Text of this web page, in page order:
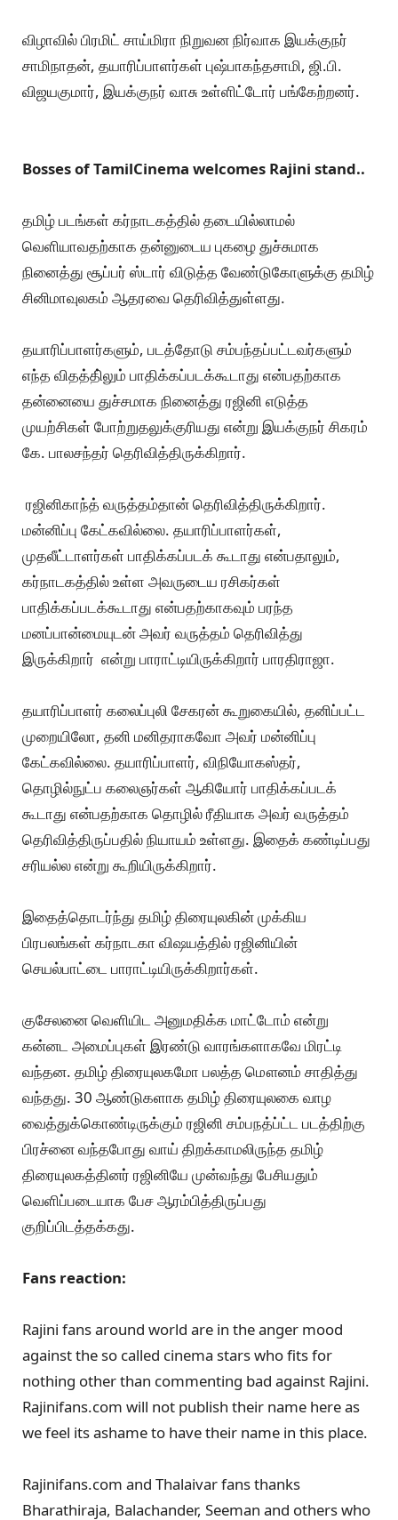
விழாவில் பிரமிட் சாய்மிரா நிறுவன நிர்வாக இயக்குநர்
சாமிநாதன், தயாரிப்பாளர்கள் புஷ்பாகந்தசாமி, ஜி.பி.
விஜயகுமார், இயக்குநர் வாசு உள்ளிட்டோர் பங்கேற்றனர்.
Bosses of TamilCinema welcomes Rajini stand..
தமிழ் படங்கள் கர்நாடகத்தில் தடையில்லாமல்
வெளியாவதற்காக தன்னுடைய புகழை துச்சுமாக
நினைத்து சூப்பர் ஸ்டார் விடுத்த வேண்டுகோளுக்கு தமிழ்
சினிமாவுலகம் ஆதரவை தெரிவித்துள்ளது.
தயாரிப்பாளர்களும், படத்தோடு சம்பந்தப்பட்டவர்களும்
எந்த விதத்தி்லும் பாதிக்கப்படக்கூடாது என்பதற்காக
தன்னையை துச்சமாக நினைத்து ரஜினி எடுத்த
முயற்சிகள் போற்றுதலுக்குரியது என்று இயக்குநர் சிகரம்
கே. பாலசந்தர் தெரிவித்திருக்கிறார்.
ரஜினிகாந்த் வருத்தம்தான் தெரிவித்திருக்கிறார்.
மன்னிப்பு கேட்கவில்லை. தயாரிப்பாளர்கள்,
முதலீட்டாளர்கள் பாதிக்கப்படக் கூடாது என்பதாலும்,
கர்நாடகத்தில் உள்ள அவருடைய ரசிகர்கள்
பாதிக்கப்படக்கூடாது என்பதற்காகவும் பரந்த
மனப்பான்மையுடன் அவர் வருத்தம் தெரிவித்து
இருக்கிறார் என்று பாராட்டியிருக்கிறார் பாரதிராஜா.
தயாரிப்பாளர் கலைப்புலி சேகரன் கூறுகையில், தனிப்பட்ட
முறையிலோ, தனி மனிதராகவோ அவர் மன்னிப்பு
கேட்கவில்லை. தயாரிப்பாளர், விநியோகஸ்தர்,
தொழில்நுட்ப கலைஞர்கள் ஆகியோர் பாதிக்கப்படக்
கூடாது என்பதற்காக தொழில் ரீதியாக அவர் வருத்தம்
தெரிவித்திருப்பதில் நியாயம் உள்ளது. இதைக் கண்டிப்பது
சரியல்ல என்று கூறியிருக்கிறார்.
இதைத்தொடர்ந்து தமிழ் திரையுலகின் முக்கிய
பிரபலங்கள் கர்நாடகா விஷயத்தில் ரஜினியின்
செயல்பாட்டை பாராட்டியிருக்கிறார்கள்.
குசேலனை வெளியிட அனுமதிக்க மாட்டோம் என்று
கன்னட அமைப்புகள் இரண்டு வாரங்களாகவே மிரட்டி
வந்தன. தமிழ் திரையுலகமோ பலத்த மௌனம் சாதித்து
வந்தது. 30 ஆண்டுகளாக தமிழ் திரையுலகை வாழ
வைத்துக்கொண்டிருக்கும் ரஜினி சம்பநத்ப்ட்ட படத்திற்கு
பிரச்னை வந்தபோது வாய் திறக்காமலிருந்த தமிழ்
திரையுலகத்தினர் ரஜினியே முன்வந்து பேசியதும்
வெளிப்படையாக பேச ஆரம்பித்திருப்பது
குறிப்பிடத்தக்கது.
Fans reaction:
Rajini fans around world are in the anger mood
against the so called cinema stars who fits for
nothing other than commenting bad against Rajini.
Rajinifans.com will not publish their name here as
we feel its ashame to have their name in this place.
Rajinifans.com and Thalaivar fans thanks
Bharathiraja, Balachander, Seeman and others who